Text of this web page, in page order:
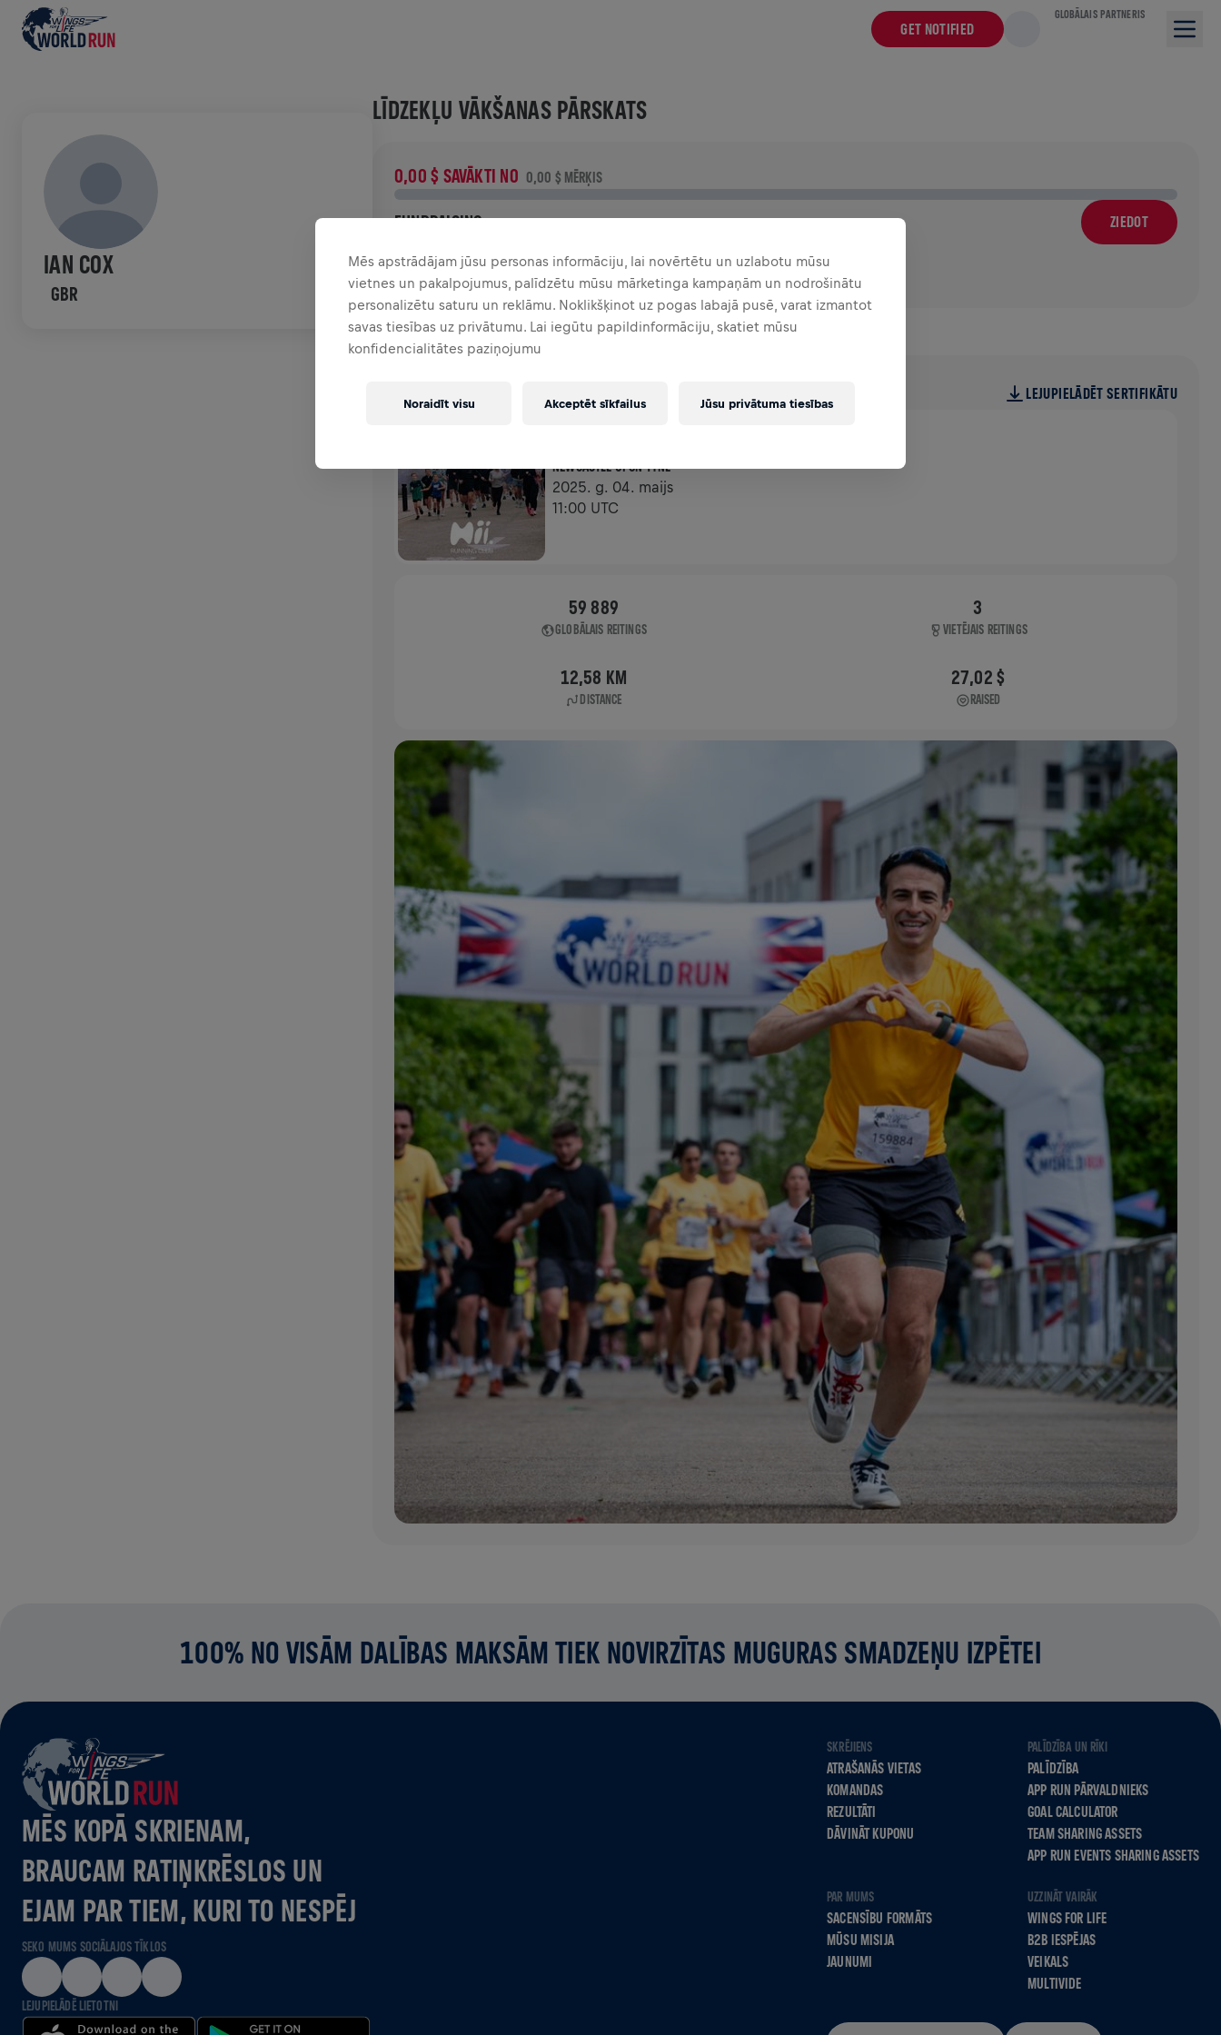
GET NOTIFIED
GLOBĀLAIS PARTNERIS
IAN COX
GBR
LĪDZEKĻU VĀKŠANAS PĀRSKATS
0,00 $ SAVĀKTI NO 0,00 $ MĒRĶIS
FUNDRAISING ZIEDOT
Ziedo, lai radītu pārmaiņas! 100% no tava ziedojuma tiks
novirzīti mugurkaula smadzeņu izpētei.
HISTORY
LEJUPIELĀDĒT SERTIFIKĀTU
NEWCASTLE UPON TYNE
2025. g. 04. maijs
11:00 UTC
59 889
GLOBĀLAIS REITINGS
3
VIETĒJAIS REITINGS
12,58 KM
DISTANCE
27,02 $
RAISED
100% NO VISĀM DALĪBAS MAKSĀM TIEK NOVIRZĪTAS MUGURAS SMADZEŅU IZPĒTEI
MĒS KOPĀ SKRIENAM,
BRAUCAM RATIŅKRĒSLOS UN
EJAM PAR TIEM, KURI TO NESPĒJ
SEKO MUMS SOCIĀLAJOS TĪKLOS
LEJUPIELĀDĒ LIETOTNI
SKRĒJIENS
ATRAŠANĀS VIETAS
KOMANDAS
REZULTĀTI
DĀVINĀT KUPONU
PALĪDZĪBA UN RĪKI
PALĪDZĪBA
APP RUN PĀRVALDNIEKS
GOAL CALCULATOR
TEAM SHARING ASSETS
APP RUN EVENTS SHARING ASSETS
PAR MUMS
SACENSĪBU FORMĀTS
MŪSU MISIJA
JAUNUMI
UZZINĀT VAIRĀK
WINGS FOR LIFE
B2B IESPĒJAS
VEIKALS
MULTIVIDE
Mēs apstrādājam jūsu personas informāciju, lai novērtētu un uzlabotu mūsu
vietnes un pakalpojumus, palīdzētu mūsu mārketinga kampaņām un nodrošinātu
personalizētu saturu un reklāmu. Noklikšķinot uz pogas labajā pusē, varat izmantot
savas tiesības uz privātumu. Lai iegūtu papildinformāciju, skatiet mūsu
konfidencialitātes paziņojumu
Jūsu privātuma tiesības
Noraidīt visu Akceptēt sīkfailus